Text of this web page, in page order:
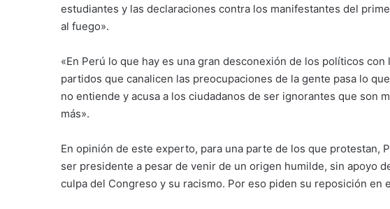
estudiantes y las declaraciones contra los manifestantes del
al fuego».
«En Perú lo que hay es una gran desconexión de los políticos
partidos que canalicen las preocupaciones de la gente pasa lo
no entiende y acusa a los ciudadanos de ser ignorantes que son
más».
En opinión de este experto, para una parte de los que protestan,
ser presidente a pesar de venir de un origen humilde, sin apoyo
culpa del Congreso y su racismo. Por eso piden su reposición en